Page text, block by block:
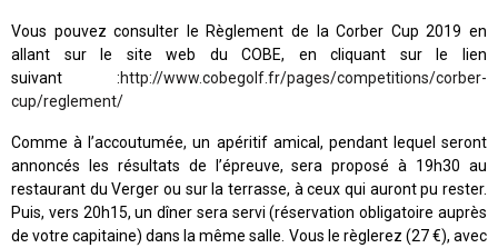
Vous pouvez consulter le Règlement de la Corber Cup 2019 en
allant sur le site web du COBE, en cliquant sur le lien
suivant :http://www.cobegolf.fr/pages/competitions/corber-
cup/reglement/
Comme à l’accoutumée, un apéritif amical, pendant lequel seront
annoncés les résultats de l’épreuve, sera proposé à 19h30 au
restaurant du Verger ou sur la terrasse, à ceux qui auront pu rester.
Puis, vers 20h15, un dîner sera servi (réservation obligatoire auprès
de votre capitaine) dans la même salle. Vous le règlerez (27 €), avec